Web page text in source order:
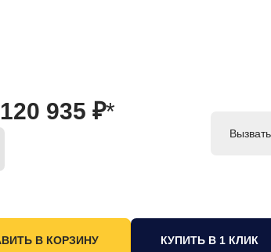
120 935 ₽*
КУПИТЬ В 1 КЛИК